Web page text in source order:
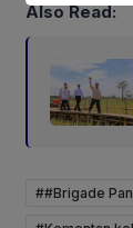
Also Read:
##Brigade